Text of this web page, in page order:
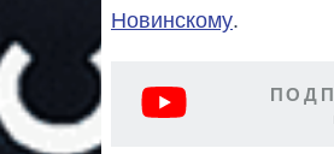
Новинскому.